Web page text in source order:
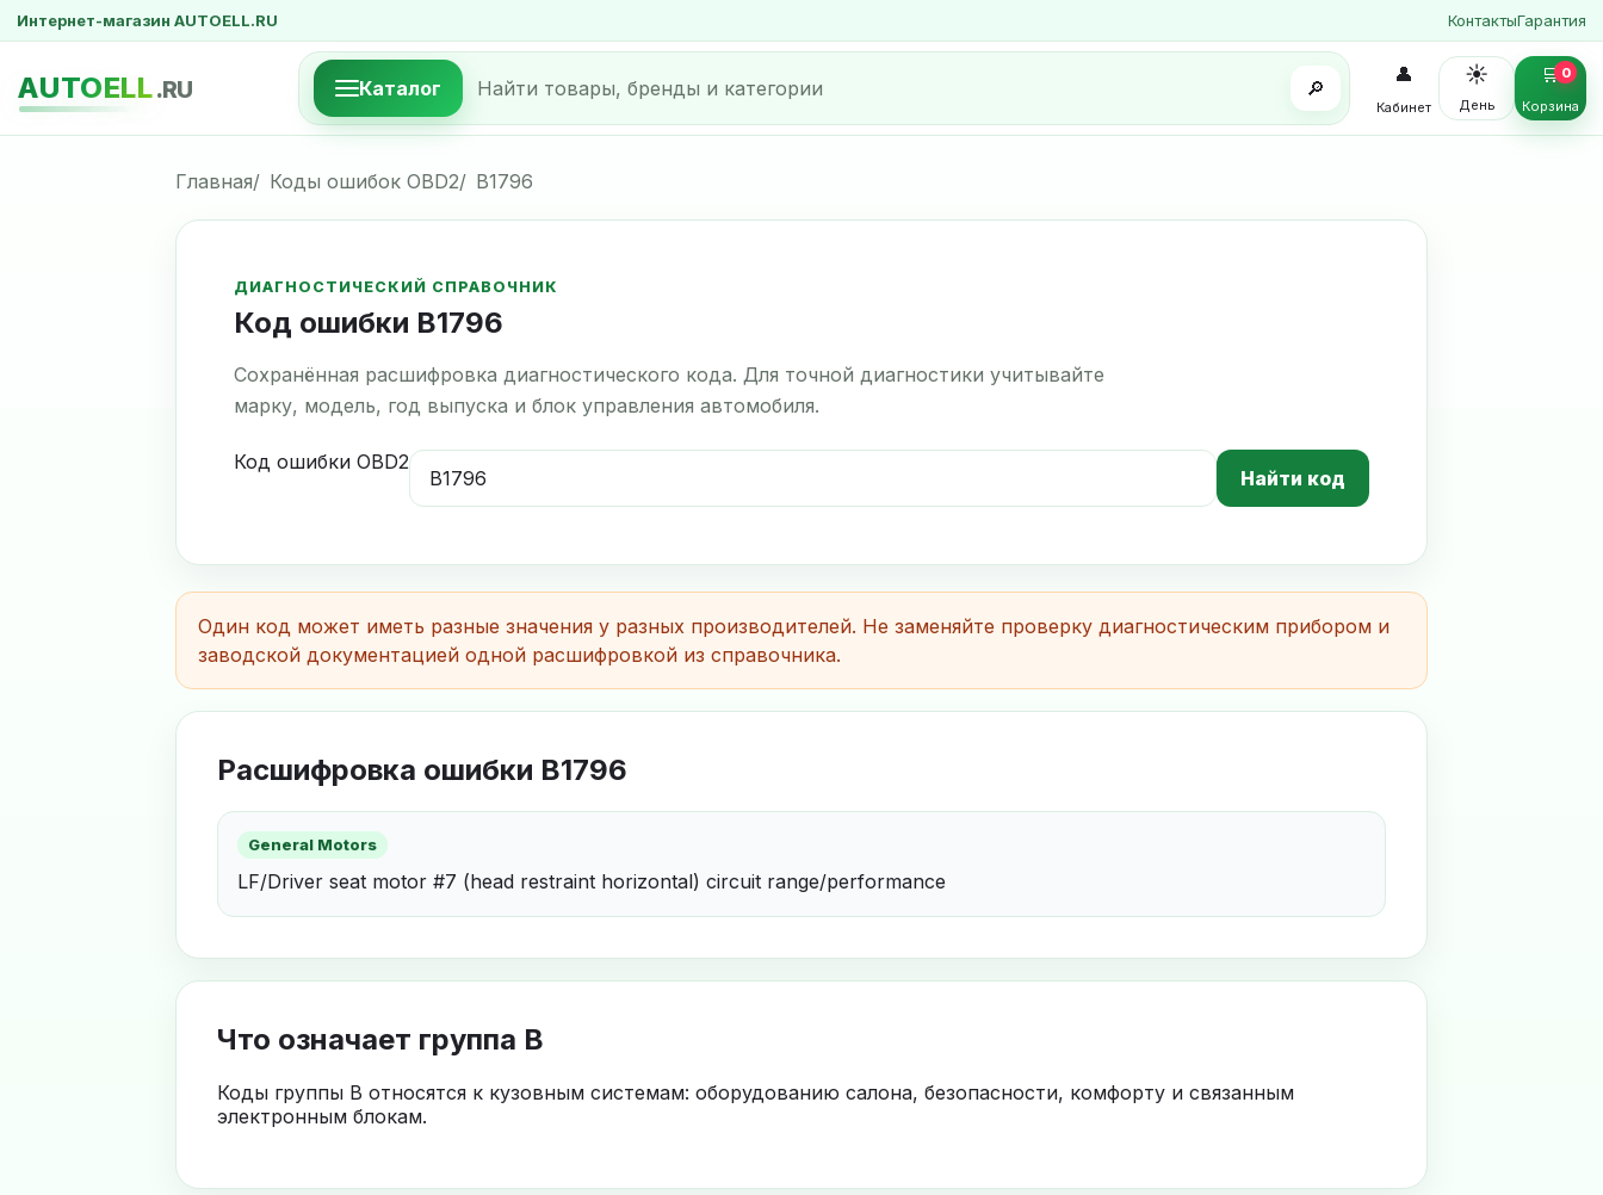
Интернет-магазин AUTOELL.RU КонтактыГарантия
AUTOELL.RU Каталог 🔎
👤
Кабинет
☀️
День
🛒
Корзина
0
Главная Коды ошибок OBD2 B1796
ДИАГНОСТИЧЕСКИЙ СПРАВОЧНИК
Код ошибки B1796
Сохранённая расшифровка диагностического кода. Для точной диагностики учитывайте
марку, модель, год выпуска и блок управления автомобиля.
Код ошибки OBD2
Найти код
Один код может иметь разные значения у разных производителей. Не заменяйте проверку диагностическим прибором и
заводской документацией одной расшифровкой из справочника.
Расшифровка ошибки B1796
General Motors
LF/Driver seat motor #7 (head restraint horizontal) circuit range/performance
Что означает группа B
Коды группы B относятся к кузовным системам: оборудованию салона, безопасности, комфорту и связанным
электронным блокам.